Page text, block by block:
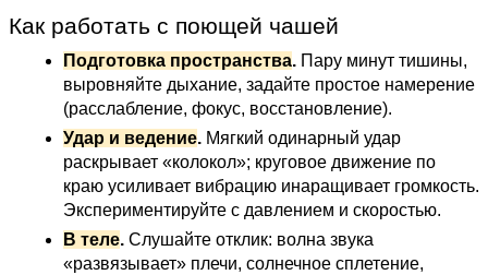
Как работать с поющей чашей
Подготовка пространства. Пару минут тишины,
выровняйте дыхание, задайте простое намерение
(расслабление, фокус, восстановление).
Удар и ведение. Мягкий одинарный удар
раскрывает «колокол»; круговое движение по
краю усиливает вибрацию инаращивает громкость.
Экспериментируйте с давлением и скоростью.
В теле. Слушайте отклик: волна звука
«развязывает» плечи, солнечное сплетение,